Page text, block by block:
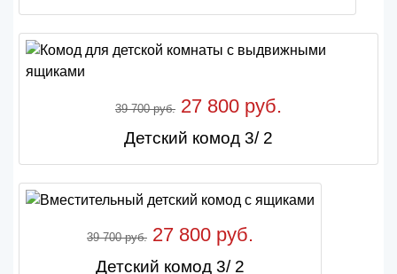
39 700 руб. 27 800 руб.
Детский комод 3/ 2
39 700 руб. 27 800 руб.
Детский комод 3/ 2